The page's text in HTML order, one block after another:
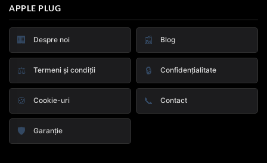
APPLE PLUG
🏢 Despre noi 📰 Blog
⚖️ Termeni și condiții 🔒 Confidențialitate
🍪 Cookie-uri 📞 Contact
🛡️ Garanție